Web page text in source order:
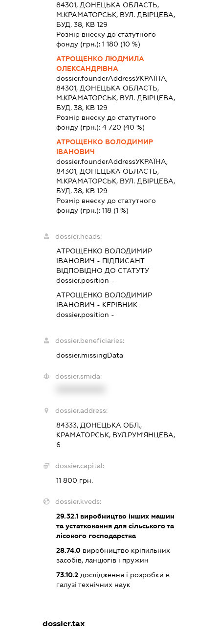
84301, ДОНЕЦЬКА ОБЛАСТЬ,
М.КРАМАТОРСЬК, ВУЛ. ДВІРЦЕВА,
БУД. 38, КВ 129
Розмір внеску до статутного
фонду (грн.): 1 180 (10 %)
АТРОЩЕНКО ЛЮДМИЛА
ОЛЕКСАНДРІВНА
dossier.founderAddressУКРАЇНА,
84301, ДОНЕЦЬКА ОБЛАСТЬ,
М.КРАМАТОРСЬК, ВУЛ. ДВІРЦЕВА,
БУД. 38, КВ 129
Розмір внеску до статутного
фонду (грн.): 4 720 (40 %)
АТРОЩЕНКО ВОЛОДИМИР
ІВАНОВИЧ
dossier.founderAddressУКРАЇНА,
84301, ДОНЕЦЬКА ОБЛАСТЬ,
М.КРАМАТОРСЬК, ВУЛ. ДВІРЦЕВА,
БУД. 38, КВ 129
Розмір внеску до статутного
фонду (грн.): 118(1 %)
dossier.heads:
АТРОЩЕНКО ВОЛОДИМИР
ІВАНОВИЧ - ПІДПИСАНТ
ВІДПОВІДНО ДО СТАТУТУ
dossier.position -
АТРОЩЕНКО ВОЛОДИМИР
ІВАНОВИЧ - КЕРІВНИК
dossier.position -
dossier.beneficiaries:
dossier.missingData
dossier.smida:
dossier.address:
84333, ДОНЕЦЬКА ОБЛ.,
КРАМАТОРСЬК, ВУЛ.РУМ'ЯНЦЕВА,
6
dossier.capital:
11 800 грн.
dossier.kveds:
29.32.1виробництво інших машин
та устатковання для сільського та
лісового господарства
28.74.0виробництво кріпильних
засобів, ланцюгів і пружин
73.10.2дослідження і розробки в
галузі технічних наук
dossier.tax